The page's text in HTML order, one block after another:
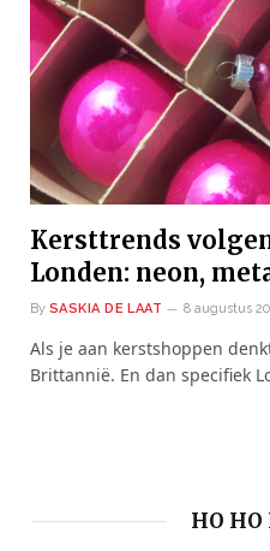
Kersttrends
Londen: neon,
By SASKIA DE LAAT 8 augustus
Als je aan kerstshoppen
Brittannië. En dan specifiek
HO HO